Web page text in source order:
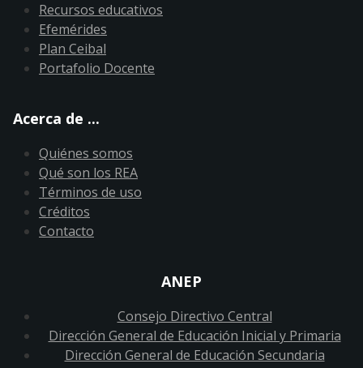
Recursos educativos
Efemérides
Plan Ceibal
Portafolio Docente
Acerca de ...
Quiénes somos
Qué son los REA
Términos de uso
Créditos
Contacto
ANEP
Consejo Directivo Central
Dirección General de Educación Inicial y Primaria
Dirección General de Educación Secundaria